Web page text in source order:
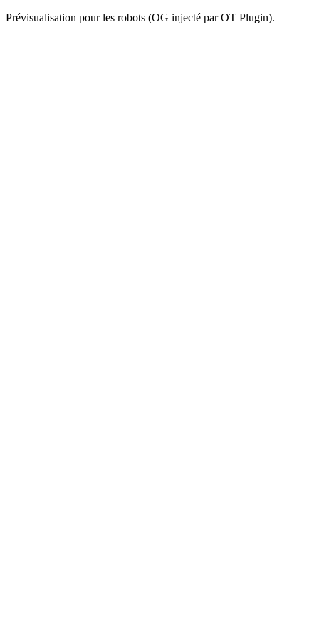
Prévisualisation pour les robots (OG injecté par OT Plugin).